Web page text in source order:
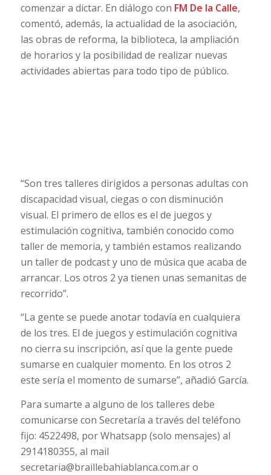
comenzar a dictar. En diálogo con FM De la Calle,
comentó, además, la actualidad de la asociación,
las obras de reforma, la biblioteca, la ampliación
de horarios y la posibilidad de realizar nuevas
actividades abiertas para todo tipo de público.
“Son tres talleres dirigidos a personas adultas con
discapacidad visual, ciegas o con disminución
visual. El primero de ellos es el de juegos y
estimulación cognitiva, también conocido como
taller de memoria, y también estamos realizando
un taller de podcast y uno de música que acaba de
arrancar. Los otros 2 ya tienen unas semanitas de
recorrido”.
“La gente se puede anotar todavía en cualquiera
de los tres. El de juegos y estimulación cognitiva
no cierra su inscripción, así que la gente puede
sumarse en cualquier momento. En los otros 2
este sería el momento de sumarse”, añadió García.
Para sumarte a alguno de los talleres debe
comunicarse con Secretaría a través del teléfono
fijo: 4522498, por Whatsapp (solo mensajes) al
2914180355, al mail
secretaria@braillebahiablanca.com.aro